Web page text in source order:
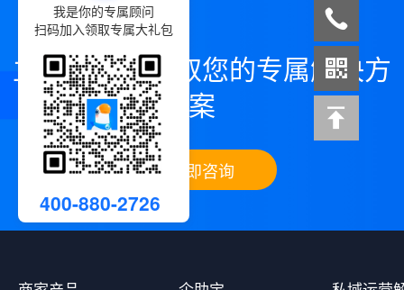
立即咨询，领取您的专属解决方
案
立即咨询
我是你的专属顾问
扫码加入领取专属大礼包
400-880-2726